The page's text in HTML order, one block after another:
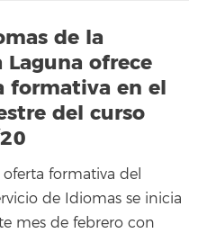
de la
Laguna ofrece
formativa en el
del curso
oferta formativa del
de Idiomas se inicia
mes de febrero con